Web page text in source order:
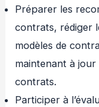
Préparer les
contrats, rédiger
modèles de
maintenant à
contrats.
Participer à